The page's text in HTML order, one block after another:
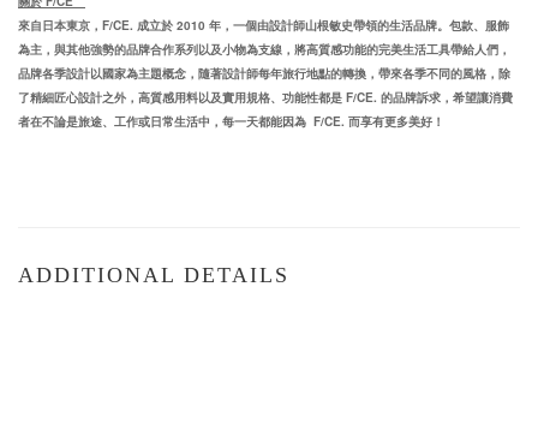
來自日本東京， F/CE. 成立於 2010 年，一個由設計師山根敏史帶領的生活品牌。包款、服飾
為主，與其他強勢的品牌合作系列以及小物為支線，將高質感功能的完美生活工具帶給人們，
品牌各季設計以國家為主題概念，隨著設計師每年旅行地點的轉換，帶來各季不同的風格，除
了精細匠心設計之外，高質感用料以及實用規格、功能性都是 F/CE. 的品牌訴求，希望讓消費
者在不論是旅途、工作或日常生活中，每一天都能因為 F/CE. 而享有更多美好！
ADDITIONAL DETAILS